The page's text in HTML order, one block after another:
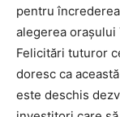
pentru
alegerea
Felicitări tuturor
doresc ca
este deschis